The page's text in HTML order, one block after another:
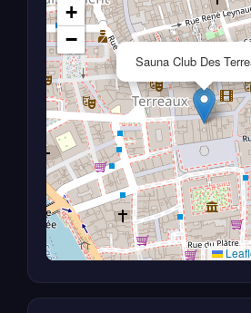
Sauna Club Des
+
−